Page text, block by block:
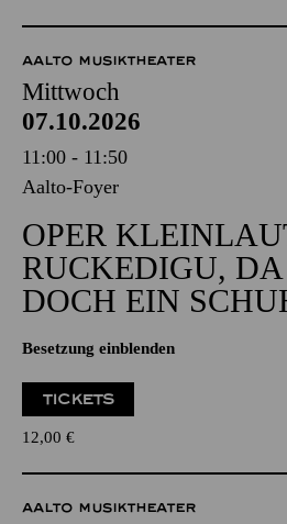
AALTO MUSIKTHEATER
Mittwoch
07.10.2026
11:00 - 11:50
Aalto-Foyer
OPER
RUCKEDIGU, DA
DOCH EIN
Besetzung einblenden
TICKETS
12,00 €
AALTO MUSIKTHEATER